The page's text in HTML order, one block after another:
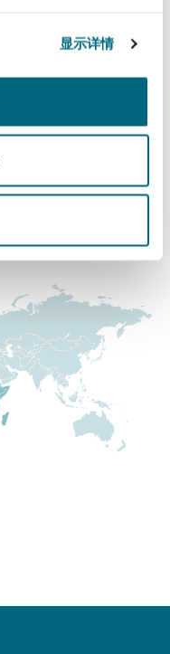
显示详情
Risk & Trade Credit